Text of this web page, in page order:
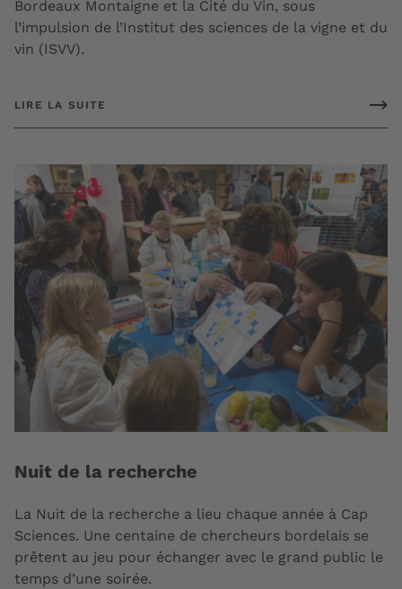
Bordeaux Montaigne et la Cité du Vin, sous
l’impulsion de l’Institut des sciences de la vigne et du
vin (ISVV).
LIRE LA SUITE
Nuit de la recherche
La Nuit de la recherche a lieu chaque année à Cap
Sciences. Une centaine de chercheurs bordelais se
prêtent au jeu pour échanger avec le grand public le
temps d’une soirée.